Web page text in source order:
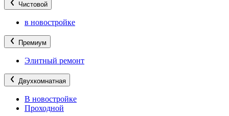
Чистовой
в новостройке
Премиум
Элитный ремонт
Двухкомнатная
В новостройке
Проходной